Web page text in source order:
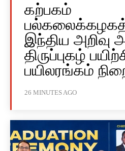
கற்பகம்
இந்திய அறிவு
திருப்புகழ்
பயிலரங்கம்
26 MINUTES AGO